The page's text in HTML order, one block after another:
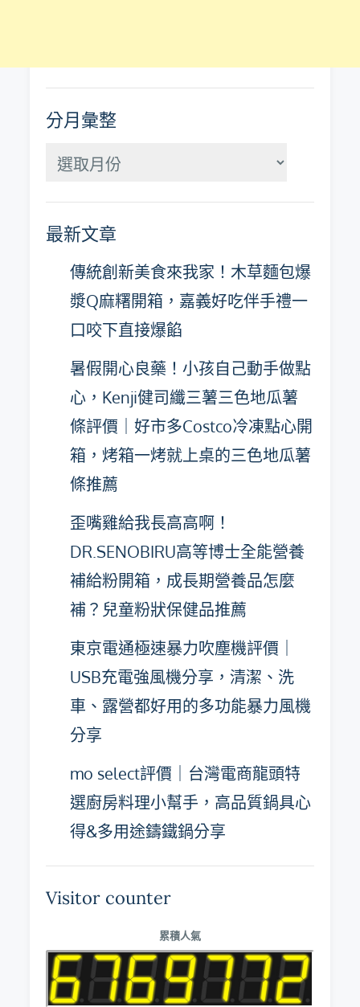
分月彙整
分
整
最新文章
傳統創新美食來我家！木草麵包爆
漿Q麻糬開箱，嘉義好吃伴手禮一
口咬下直接爆餡
暑假開心良藥！小孩自己動手做點
心，Kenji健司纖三薯三色地瓜薯
條評價｜好市多Costco冷凍點心開
箱，烤箱一烤就上桌的三色地瓜薯
條推薦
歪嘴雞給我長高高啊！
DR.SENOBIRU高等博士全能營養
補給粉開箱，成長期營養品怎麼
補？兒童粉狀保健品推薦
東京電通極速暴力吹塵機評價｜
USB充電強風機分享，清潔、洗
車、露營都好用的多功能暴力風機
分享
mo select評價｜台灣電商龍頭特
選廚房料理小幫手，高品質鍋具心
得&多用途鑄鐵鍋分享
Visitor counter
累積人氣